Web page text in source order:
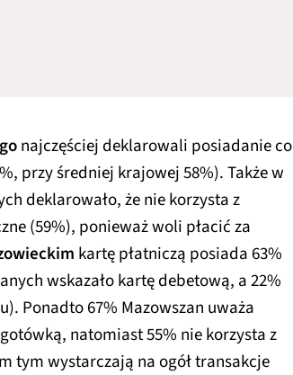
najczęściej deklarowali posiadanie co
przy średniej krajowej 58%). Także w
deklarowało, że nie korzysta z
(59%), ponieważ woli płacić za
kartę płatniczą posiada 63%
wskazało kartę debetową, a 22%
Ponadto 67% Mazowszan uważa
natomiast 55% nie korzysta z
tym wystarczają na ogół transakcje